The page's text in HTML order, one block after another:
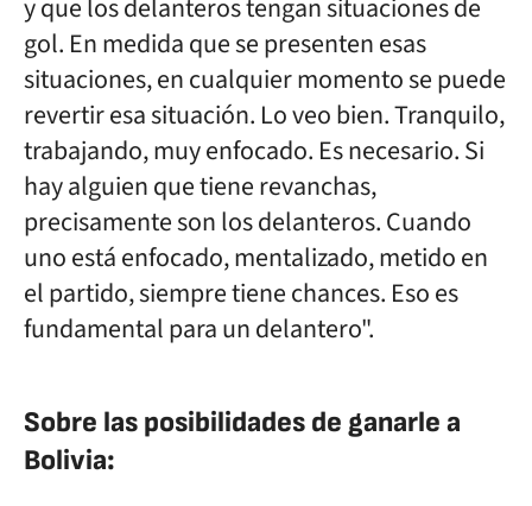
y que los delanteros tengan situaciones de
gol. En medida que se presenten esas
situaciones, en cualquier momento se puede
revertir esa situación. Lo veo bien. Tranquilo,
trabajando, muy enfocado. Es necesario. Si
hay alguien que tiene revanchas,
precisamente son los delanteros. Cuando
uno está enfocado, mentalizado, metido en
el partido, siempre tiene chances. Eso es
fundamental para un delantero".
Sobre las posibilidades de ganarle a
Bolivia: